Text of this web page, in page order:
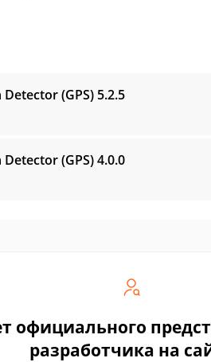
(GPS) 5.2.5
(GPS)4.0.0
официального
разработчика на